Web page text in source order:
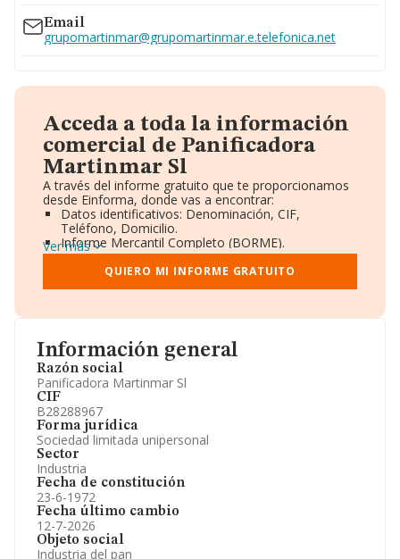
Información general
Razón social
Panificadora Martinmar Sl
CIF
B28288967
Forma jurídica
Sociedad limitada unipersonal
Sector
Industria
Fecha de constitución
23-6-1972
Fecha último cambio
12-7-2026
Objeto social
Industria del pan
Email
grupomartinmar@grupomartinmar.e.telefonica.net
Acceda a toda la información
comercial de Panificadora
Martinmar Sl
A través del informe gratuito que te proporcionamos
desde Einforma, donde vas a encontrar:
Datos identificativos: Denominación, CIF,
Teléfono, Domicilio.
Informe Mercantil Completo (BORME).
Gráficos de Evolución Ventas y Empleados.
Consejo de Administración y Administradores.
Directivos y Ejecutivos.
Información oficial y registral complementaria.
Ver más
QUIERO MI INFORME GRATUITO